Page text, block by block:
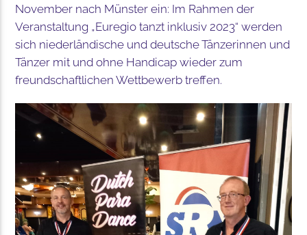
November nach Münster ein: Im Rahmen der
Veranstaltung „Euregio tanzt inklusiv 2023“ werden
sich niederländische und deutsche Tänzerinnen und
Tänzer mit und ohne Handicap wieder zum
freundschaftlichen Wettbewerb treffen.